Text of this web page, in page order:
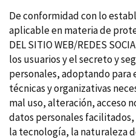
De conformidad con lo
aplicable en materia de
DEL SITIO WEB/REDES
los usuarios y el secreto y
personales, adoptando para
técnicas y organizativas
mal uso, alteración, acceso
datos personales
la tecnología, la naturaleza